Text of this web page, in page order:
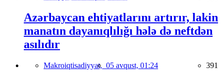
Azərbaycan ehtiyatlarını artırır, lakin
manatın dayanıqlılığı hələ də neftdən
asılıdır
Makroiqtisadiyyat, 05 avqust, 01:24 391